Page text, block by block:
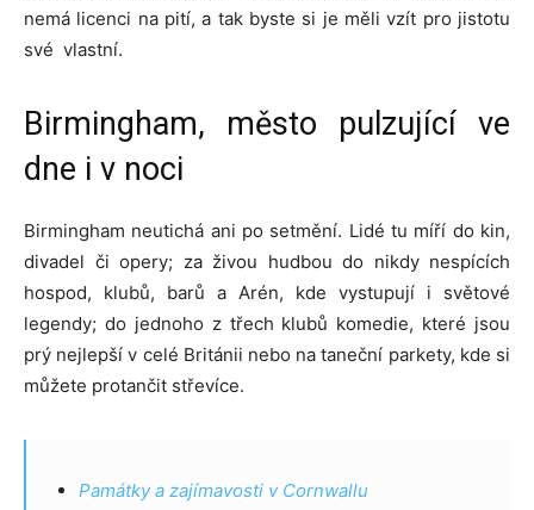
nemá licenci na pití, a tak byste si je měli vzít pro jistotu
své vlastní.
Birmingham, město pulzující ve
dne i v noci
Birmingham neutichá ani po setmění. Lidé tu míří do kin,
divadel či opery; za živou hudbou do nikdy nespících
hospod, klubů, barů a Arén, kde vystupují i světové
legendy; do jednoho z třech klubů komedie, které jsou
prý nejlepší v celé Británii nebo na taneční parkety, kde si
můžete protančit střevíce.
Památky a zajímavosti v Cornwallu